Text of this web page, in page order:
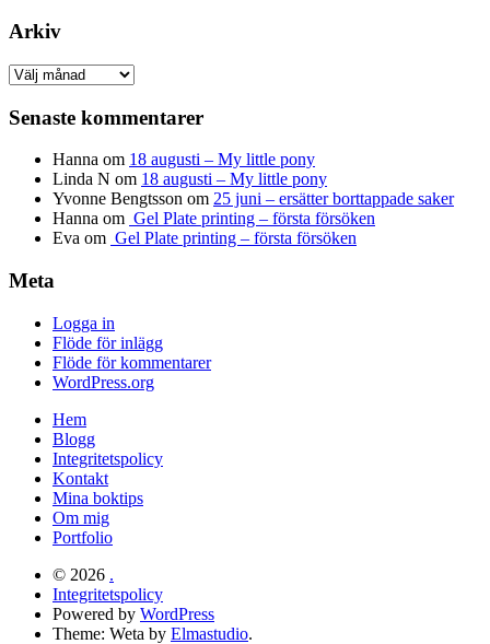
Arkiv
Arkiv
Senaste kommentarer
Hanna om 18 augusti – My little pony
Linda N om 18 augusti – My little pony
Yvonne Bengtsson om 25 juni – ersätter borttappade saker
Hanna om Gel Plate printing – första försöken
Eva om Gel Plate printing – första försöken
Meta
Logga in
Flöde för inlägg
Flöde för kommentarer
WordPress.org
Hem
Blogg
Integritetspolicy
Kontakt
Mina boktips
Om mig
Portfolio
© 2026 .
Integritetspolicy
Powered by WordPress
Theme: Weta by Elmastudio.